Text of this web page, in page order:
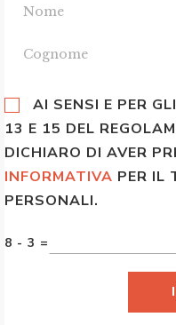
AI SENSI E PER
13 E 15 DEL
DICHIARO DI AVER
INFORMATIVA PER IL
PERSONALI.
8 - 3 =